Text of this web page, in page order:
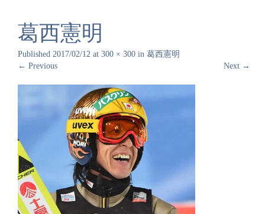
葛西憲明
Published 2017/02/12 at 300 × 300 in 葛西憲明
← Previous Next →